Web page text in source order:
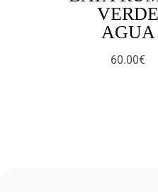
AGUA
60.00€